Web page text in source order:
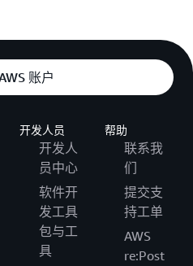
账户
开发人员
开发人
员中心
软件开
发工具
包与工
具
帮助
联系我
们
提交支
持工单
AWS
re:Post